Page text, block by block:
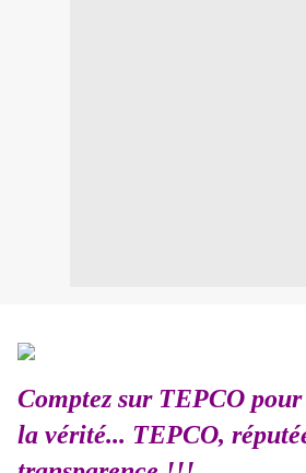
Comptez sur TEPCO
la vérité... TEPCO,